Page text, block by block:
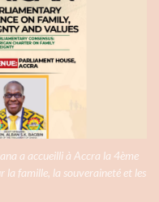
a accueilli à Accra la 4ème
la famille, la souveraineté et les